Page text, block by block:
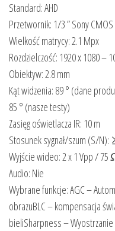
Standard: AHD
Przetwornik: 1/3 ” Sony CMOS
Wielkość matrycy: 2.1 Mpx
Rozdzielczość: 1920 x 1080 –
Obiektyw: 2.8 mm
Kąt widzenia: 89 ° (dane
85 ° (nasze testy)
Zasięg oświetlacza IR: 10 m
Stosunek sygnał/szum (S/N):
Wyjście wideo: 2 x 1 Vpp /
Audio: Nie
Wybrane funkcje: AGC –
obrazuBLC – kompensacja
bieliSharpness –